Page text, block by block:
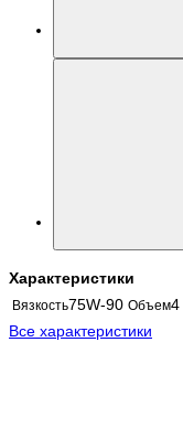
Характеристики
Вязкость75W-90 Объем4
Все характеристики